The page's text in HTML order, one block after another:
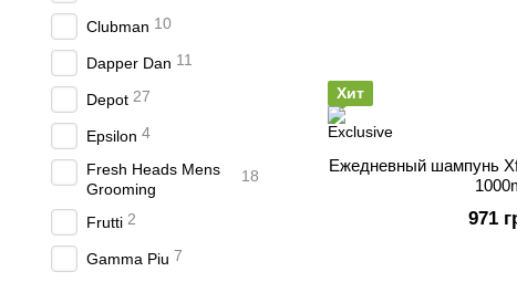
Хит
Ежедневный шампунь
971
Clubman 10
Dapper Dan 11
Depot 27
Epsilon 4
Fresh Heads Mens
Grooming
18
Frutti 2
Gamma Piu 7